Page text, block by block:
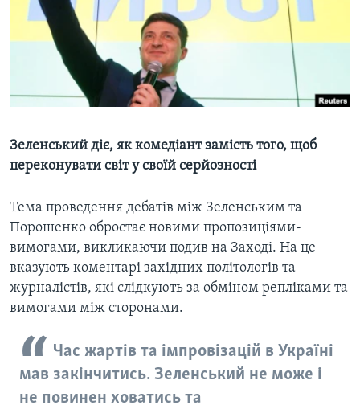
СУСПІЛЬСТВО
ЕКОНОМІКА
ІСТОРІЇ УСПІХУ УКРАЇНЦІВ
ТЕЛЕПРОГРАМИ
ЧАС-TIME
БРИФІНГ ГОЛОСУ АМЕРИКИ
ВІКНО В АМЕРИКУ
ПРАЙМ-ТАЙМ
ПОГЛЯД З ВАШИНГТОНА
ENGLISH
Learning English
МИ В СОЦМЕРЕЖАХ
Мови
Зеленський діє, як комедіант замість того, щоб
переконувати світ у своїй серйозності
Тема проведення дебатів між Зеленським та
Порошенко обростає новими пропозиціями-
вимогами, викликаючи подив на Заході. На це
вказують коментарі західних політологів та
журналістів, які слідкують за обміном репліками та
вимогами між сторонами.
Час жартів та імпровізацій в Україні
мав закінчитись. Зеленський не може і
не повинен ховатись та